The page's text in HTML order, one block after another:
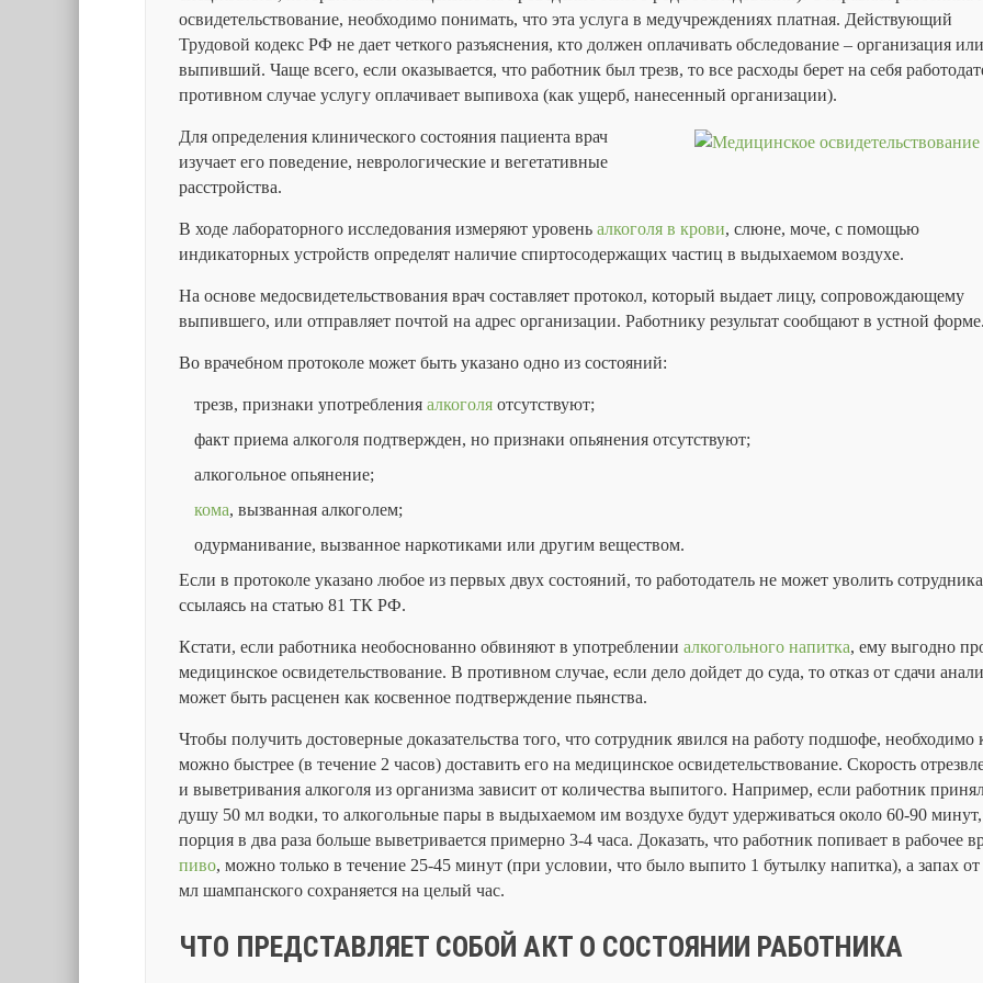
освидетельствование, необходимо понимать, что эта услуга в медучреждениях платная. Действующий
Трудовой кодекс РФ не дает четкого разъяснения, кто должен оплачивать обследование – организация
выпивший. Чаще всего, если оказывается, что работник был трезв, то все расходы берет на себя
противном случае услугу оплачивает выпивоха (как ущерб, нанесенный организации).
Для определения клинического состояния пациента врач
изучает его поведение, неврологические и вегетативные
расстройства.
В ходе лабораторного исследования измеряют уровень алкоголя в крови, слюне, моче, с помощью
индикаторных устройств определят наличие спиртосодержащих частиц в выдыхаемом воздухе.
На основе медосвидетельствования врач составляет протокол, который выдает лицу, сопровождающему
выпившего, или отправляет почтой на адрес организации. Работнику результат сообщают в устной форме.
Во врачебном протоколе может быть указано одно из состояний:
трезв, признаки употребления алкоголя отсутствуют;
факт приема алкоголя подтвержден, но признаки опьянения отсутствуют;
алкогольное опьянение;
кома, вызванная алкоголем;
одурманивание, вызванное наркотиками или другим веществом.
Если в протоколе указано любое из первых двух состояний, то работодатель не может уволить
ссылаясь на статью 81 ТК РФ.
Кстати, если работника необоснованно обвиняют в употреблении алкогольного напитка, ему выгодно
медицинское освидетельствование. В противном случае, если дело дойдет до суда, то отказ от сдачи
может быть расценен как косвенное подтверждение пьянства.
Чтобы получить достоверные доказательства того, что сотрудник явился на работу подшофе, необходимо
можно быстрее (в течение 2 часов) доставить его на медицинское освидетельствование. Скорость
и выветривания алкоголя из организма зависит от количества выпитого. Например, если работник
душу 50 мл водки, то алкогольные пары в выдыхаемом им воздухе будут удерживаться около 60-90 минут,
порция в два раза больше выветривается примерно 3-4 часа. Доказать, что работник попивает в рабочее
пиво, можно только в течение 25-45 минут (при условии, что было выпито 1 бутылку напитка), а запах от
мл шампанского сохраняется на целый час.
ЧТО ПРЕДСТАВЛЯЕТ СОБОЙ АКТ О СОСТОЯНИИ РАБОТНИКА